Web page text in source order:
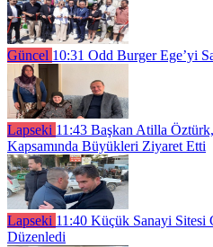
Güncel 10:31 Odd Burger Ege’yi
Lapseki 11:43 Başkan Atilla Öztürk,
Kapsamında Büyükleri Ziyaret Etti
Lapseki 11:40 Küçük Sanayi Sitesi
Düzenledi